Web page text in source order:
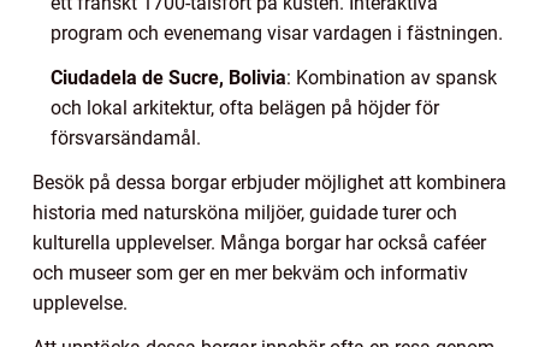
program och evenemang visar vardagen i fästningen.
Ciudadela de Sucre, Bolivia: Kombination av spansk
och lokal arkitektur, ofta belägen på höjder för
försvarsändamål.
Besök på dessa borgar erbjuder möjlighet att kombinera
historia med natursköna miljöer, guidade turer och
kulturella upplevelser. Många borgar har också caféer
och museer som ger en mer bekväm och informativ
upplevelse.